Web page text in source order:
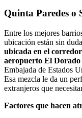
Quinta Paredes o
Entre los mejores
ubicación están sin
ubicada en el
aeropuerto El Dorado
Embajada de Estados
Esa mezcla le da un
extranjeros que
Factores que hacen